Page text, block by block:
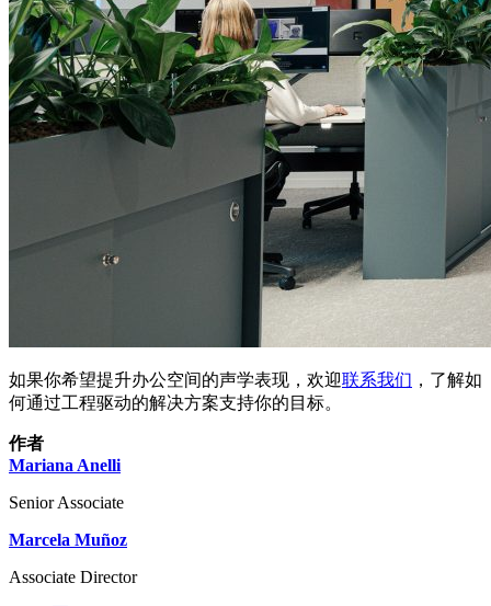
如果你希望提升办公空间的声学表现，欢迎联系我们 ，了解如
何通过工程驱动的解决方案支持你的目标。
作者
Mariana Anelli
Senior Associate
Marcela Muñoz
Associate Director